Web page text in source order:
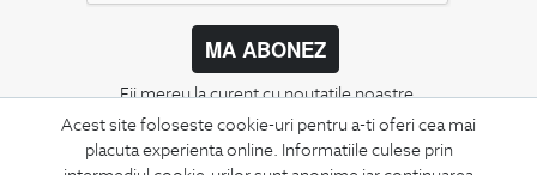
Acest site foloseste cookie-uri pentru a-ti oferi cea mai
placuta experienta online. Informatiile culese prin
MA ABONEZ
Fii mereu la curent cu noutatile noastre,
oferte speciale si trenduri in moda masculina.